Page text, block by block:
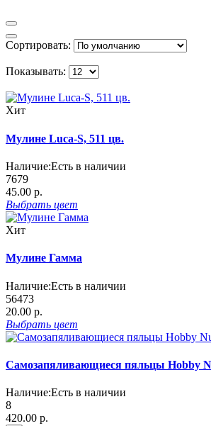
Сортировать:
Показывать:
Хит
Мулине Luca-S, 511 цв.
Наличие:Есть в наличии
7679
45.00 р.
Выбрать цвет
Хит
Мулине Гамма
Наличие:Есть в наличии
56473
20.00 р.
Выбрать цвет
Самозапяливающиеся пяльцы Hobby
Наличие:Есть в наличии
8
420.00 р.